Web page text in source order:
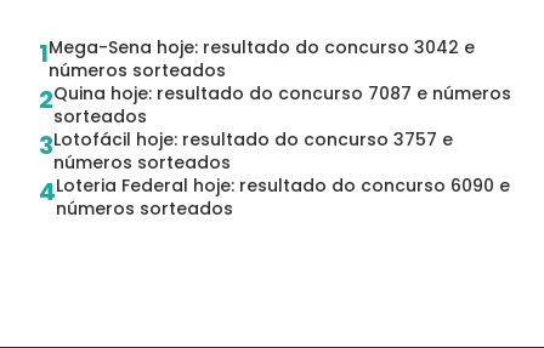
1Mega-Sena hoje: resultado do concurso 3042 e
números sorteados
2Quina hoje: resultado do concurso 7087 e números
sorteados
3Lotofácil hoje: resultado do concurso 3757 e
números sorteados
4Loteria Federal hoje: resultado do concurso 6090 e
números sorteados